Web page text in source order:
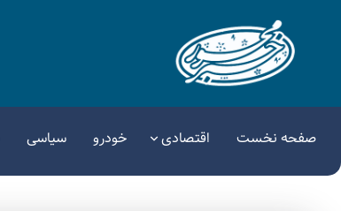
صفحه نخست اقتصادی خودرو سیاسی